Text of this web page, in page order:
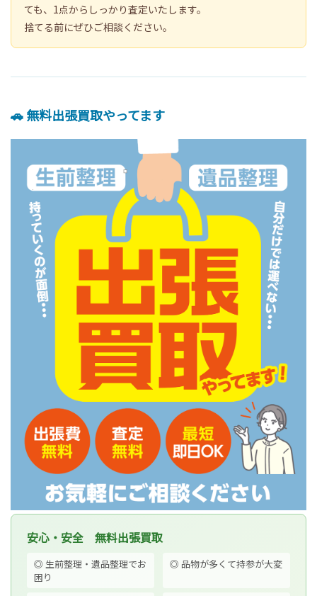
ても、1点からしっかり査定いたします。
捨てる前にぜひご相談ください。
🚗 無料出張買取やってます
安心・安全 無料出張買取
◎ 生前整理・遺品整理でお
困り
◎ 品物が多くて持参が大変